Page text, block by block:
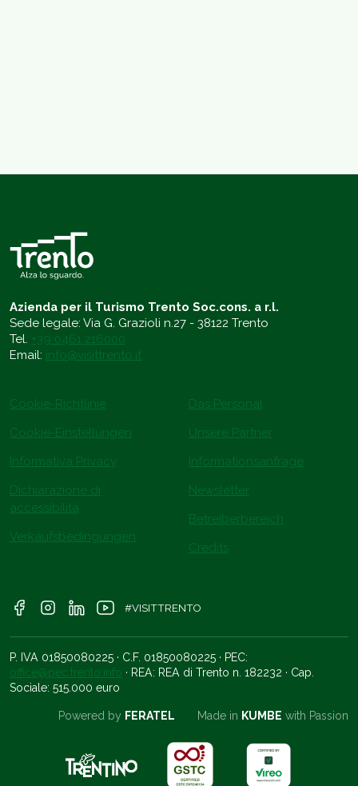
Azienda per il Turismo Trento Soc.cons. a r.l.
Sede legale: Via G. Grazioli n.27 - 38122 Trento
Tel. +39 0461 216000
Email: info@visittrento.it
Cookie-Richtlinie
Cookie-Einstellungen
Informativa Privacy
Dichiarazione di
accessibilità
Verkaufsbedingungen
Das Personal
Unsere Partner
Informationsanfrage
Newsletter
Betreiberbereich
Credits
#VISITTRENTO
P. IVA 01850080225 · C.F. 01850080225 · PEC:
office@pec.trento.info · REA: REA di Trento n. 182232 · Cap.
Sociale: 515.000 euro
Powered by FERATEL Made in KUMBE with Passion